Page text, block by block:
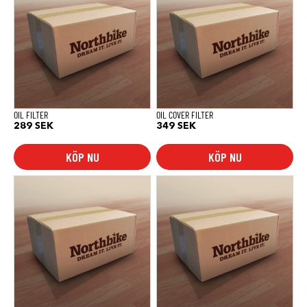
OIL FILTER
289 SEK
KÖP NU
OIL COVER FILTER
349 SEK
KÖP NU